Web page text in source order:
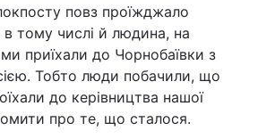
повз проїжджало
в тому числі й людина, на
приїхали до Чорнобаївки з
Тобто люди побачили, що
до керівництва нашої
про те, що сталося.